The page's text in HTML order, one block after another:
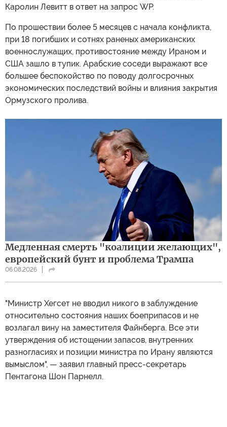
Каролин Левитт в ответ на запрос WP.
По прошествии более 5 месяцев с начала конфликта,
при 18 погибших и сотнях раненых американских
военнослужащих, противостояние между Ираном и
США зашло в тупик. Арабские соседи выражают все
большее беспокойство по поводу долгосрочных
экономических последствий войны и влияния закрытия
Ормузского пролива.
Медленная смерть "коалиции желающих",
европейский бунт и проблема Трампа
06.08.2026
"Министр Хегсет не вводил никого в заблуждение
относительно состояния наших боеприпасов и не
возлагал вину на заместителя Файнберга. Все эти
утверждения об истощении запасов, внутренних
разногласиях и позиции министра по Ирану являются
вымыслом", — заявил главный пресс-секретарь
Пентагона Шон Парнелл.